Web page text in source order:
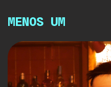
MENOS UM